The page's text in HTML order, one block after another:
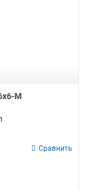
M
Сравнить